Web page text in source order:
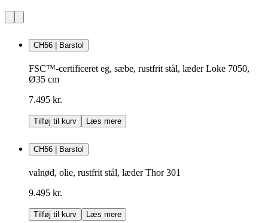
CH56 | Barstol
FSC™-certificeret eg, sæbe, rustfrit stål, læder Loke 7050,
Ø35 cm
7.495 kr.
Tilføj til kurv Læs mere
CH56 | Barstol
valnød, olie, rustfrit stål, læder Thor 301
9.495 kr.
Tilføj til kurv Læs mere